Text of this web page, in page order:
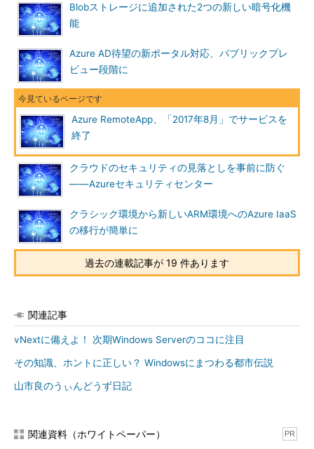
Blobストレージに追加された2つの新しい暗号化機
能
Azure AD待望の新ポータル対応、パブリックプレ
ビュー段階に
Azure RemoteApp、「2017年8月」でサービスを
終了
クラウドのセキュリティの見落としを事前に防ぐ
――Azureセキュリティセンター
クラシック環境から新しいARM環境へのAzure IaaS
の移行が簡単に
過去の連載記事が 19 件あります
関連記事
vNextに備えよ！ 次期Windows Serverのココに注目
その知識、ホントに正しい？ Windowsにまつわる都市伝説
山市良のうぃんどうず日記
関連資料（ホワイトペーパー） PR